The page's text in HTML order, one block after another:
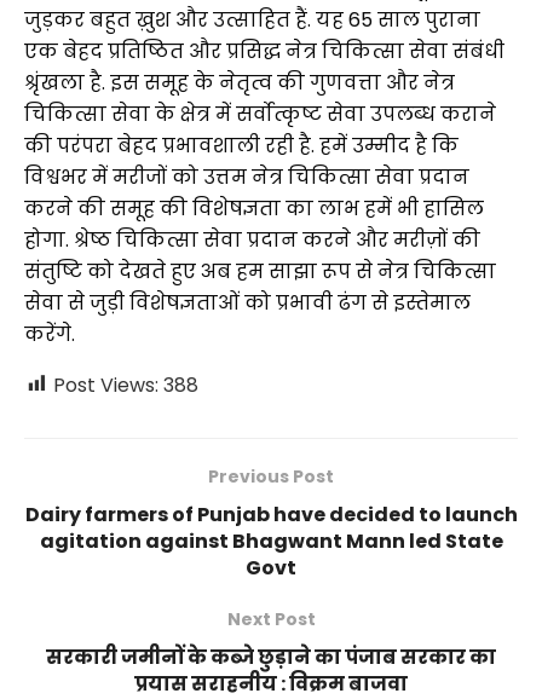
जुड़कर बहुत ख़ुश और उत्साहित हैं. यह 65 साल पुराना
एक बेहद प्रतिष्ठित और प्रसिद्ध नेत्र चिकित्सा सेवा संबंधी
श्रृंखला है. इस समूह के नेतृत्व की गुणवत्ता और नेत्र
चिकित्सा सेवा के क्षेत्र में सर्वोत्कृष्ट सेवा उपलब्ध कराने
की परंपरा बेहद प्रभावशाली रही है. हमें उम्मीद है कि
विश्वभर में मरीजों को उत्तम नेत्र चिकित्सा सेवा प्रदान
करने की समूह की विशेषज्ञता का लाभ हमें भी हासिल
होगा. श्रेष्ठ चिकित्सा सेवा प्रदान करने और मरीज़ों की
संतुष्टि को देखते हुए अब हम साझा रूप से नेत्र चिकित्सा
सेवा से जुड़ी विशेषज्ञताओं को प्रभावी ढंग से इस्तेमाल
करेंगे.
Post Views: 388
Previous Post
Dairy farmers of Punjab have decided to launch
agitation against Bhagwant Mann led State
Govt
Next Post
सरकारी जमीनों के कब्जे छुड़ाने का पंजाब सरकार का
प्रयास सराहनीय : विक्रम बाजवा